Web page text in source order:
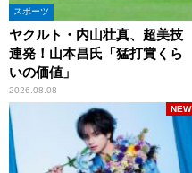
スポーツ
ヤクルト・内山壮真、超美技
連発！山本昌氏「猛打賞くら
いの価値」
2026.08.08
NEW